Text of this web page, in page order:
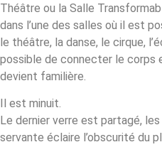
Théâtre ou la Salle
dans l’une des salles où il est
le théâtre, la danse, le cirque,
possible de connecter le corps
devient familière.
Il est minuit.
Le dernier verre est partagé,
servante éclaire l’obscurité du